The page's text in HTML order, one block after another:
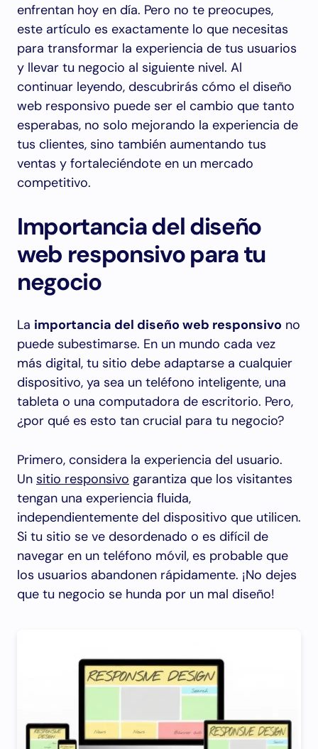
enfrentan hoy en día. Pero no te preocupes,
este artículo es exactamente lo que necesitas
para transformar la experiencia de tus usuarios
y llevar tu negocio al siguiente nivel. Al
continuar leyendo, descubrirás cómo el diseño
web responsivo puede ser el cambio que tanto
esperabas, no solo mejorando la experiencia de
tus clientes, sino también aumentando tus
ventas y fortaleciéndote en un mercado
competitivo.
Importancia del diseño
web responsivo para tu
negocio
La importancia del diseño web responsivo no
puede subestimarse. En un mundo cada vez
más digital, tu sitio debe adaptarse a cualquier
dispositivo, ya sea un teléfono inteligente, una
tableta o una computadora de escritorio. Pero,
¿por qué es esto tan crucial para tu negocio?
Primero, considera la experiencia del usuario.
Un sitio responsivo garantiza que los visitantes
tengan una experiencia fluida,
independientemente del dispositivo que utilicen.
Si tu sitio se ve desordenado o es difícil de
navegar en un teléfono móvil, es probable que
los usuarios abandonen rápidamente. ¡No dejes
que tu negocio se hunda por un mal diseño!